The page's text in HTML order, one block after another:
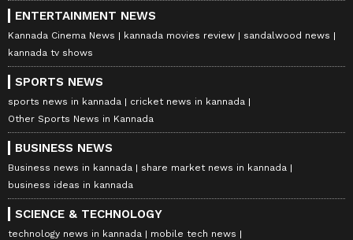
ENTERTAINMENT NEWS
Kannada Cinema News kannada movies review
sandalwood news
kannada tv shows
SPORTS NEWS
sports news in kannada
cricket news in kannada
Other Sports News in Kannada
BUSINESS NEWS
Business news in kannada
share market news in kannada
business ideas in kannada
SCIENCE & TECHNOLOGY
technology news in kannada
mobile tech news